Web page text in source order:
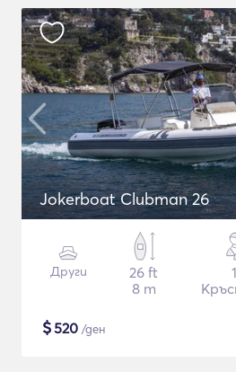
Jokerboat Clubman 26
Други
26 ft
8 m
$520 /ден